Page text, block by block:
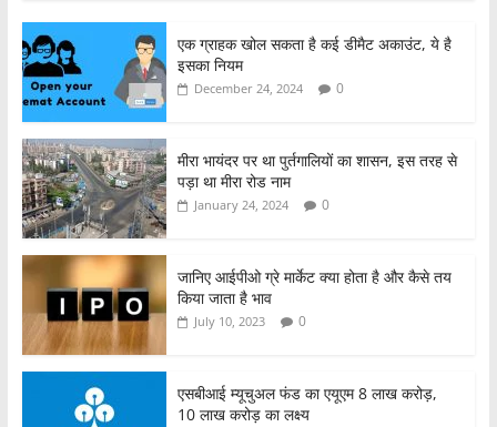
c
e
b
o
o
k
itt
er s
A
p
e
एक ग्राहक खोल सकता है कई डीमैट अकाउंट, ये है
इसका नियम
December 24, 2024 0
मीरा भायंदर पर था पुर्तगालियों का शासन, इस तरह से
पड़ा था मीरा रोड नाम
January 24, 2024 0
जानिए आईपीओ ग्रे मार्केट क्या होता है और कैसे तय
किया जाता है भाव
July 10, 2023 0
एसबीआई म्यूचुअल फंड का एयूएम 8 लाख करोड़,
10 लाख करोड़ का लक्ष्य